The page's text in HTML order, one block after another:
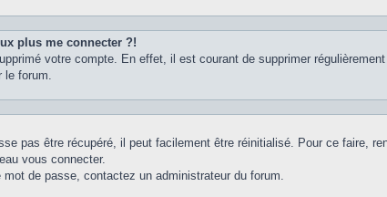
plus me connecter ?!
votre compte. En effet, il est courant de supprimer
le forum.
pas être récupéré, il peut facilement être réinitialisé. Pour ce faire,
vous connecter.
de passe, contactez un administrateur du forum.